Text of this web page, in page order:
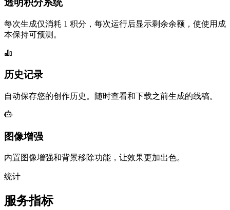
透明积分系统
每次生成仅消耗 1 积分，每次运行后显示剩余余额，使使用成
本保持可预测。
历史记录
自动保存您的创作历史。随时查看和下载之前生成的线稿。
图像增强
内置图像增强和背景移除功能，让效果更加出色。
统计
服务指标